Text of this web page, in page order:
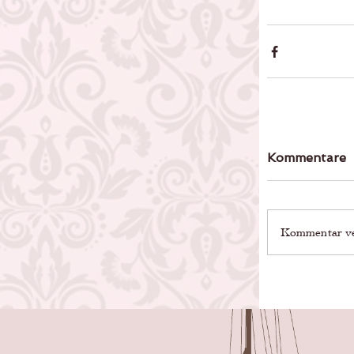
Kommentare
Kommentar